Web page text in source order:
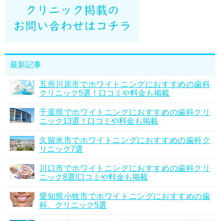
最新記事
五所川原市でホワイトニングにおすすめの歯科
クリニック5選！口コミや料金も掲載
千葉県でホワイトニングにおすすめの歯科クリ
ニック13選！口コミや料金も掲載
久留米市でホワイトニングにおすすめの歯科ク
リニック7選
川口市でホワイトニングにおすすめの歯科クリ
ニック8選!口コミや料金も掲載
愛知県小牧市でホワイトニングにおすすめの歯
科、クリニック5選